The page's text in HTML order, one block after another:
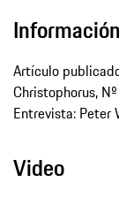
Información
Artículo
Christophorus,
Entrevista: Peter
Video